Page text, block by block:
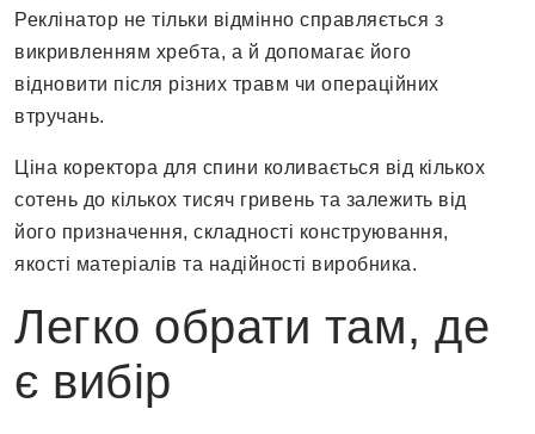
Реклінатор не тільки відмінно справляється з
викривленням хребта, а й допомагає його
відновити після різних травм чи операційних
втручань.
Ціна коректора для спини коливається від кількох
сотень до кількох тисяч гривень та залежить від
його призначення, складності конструювання,
якості матеріалів та надійності виробника.
Легко обрати там, де
є вибір